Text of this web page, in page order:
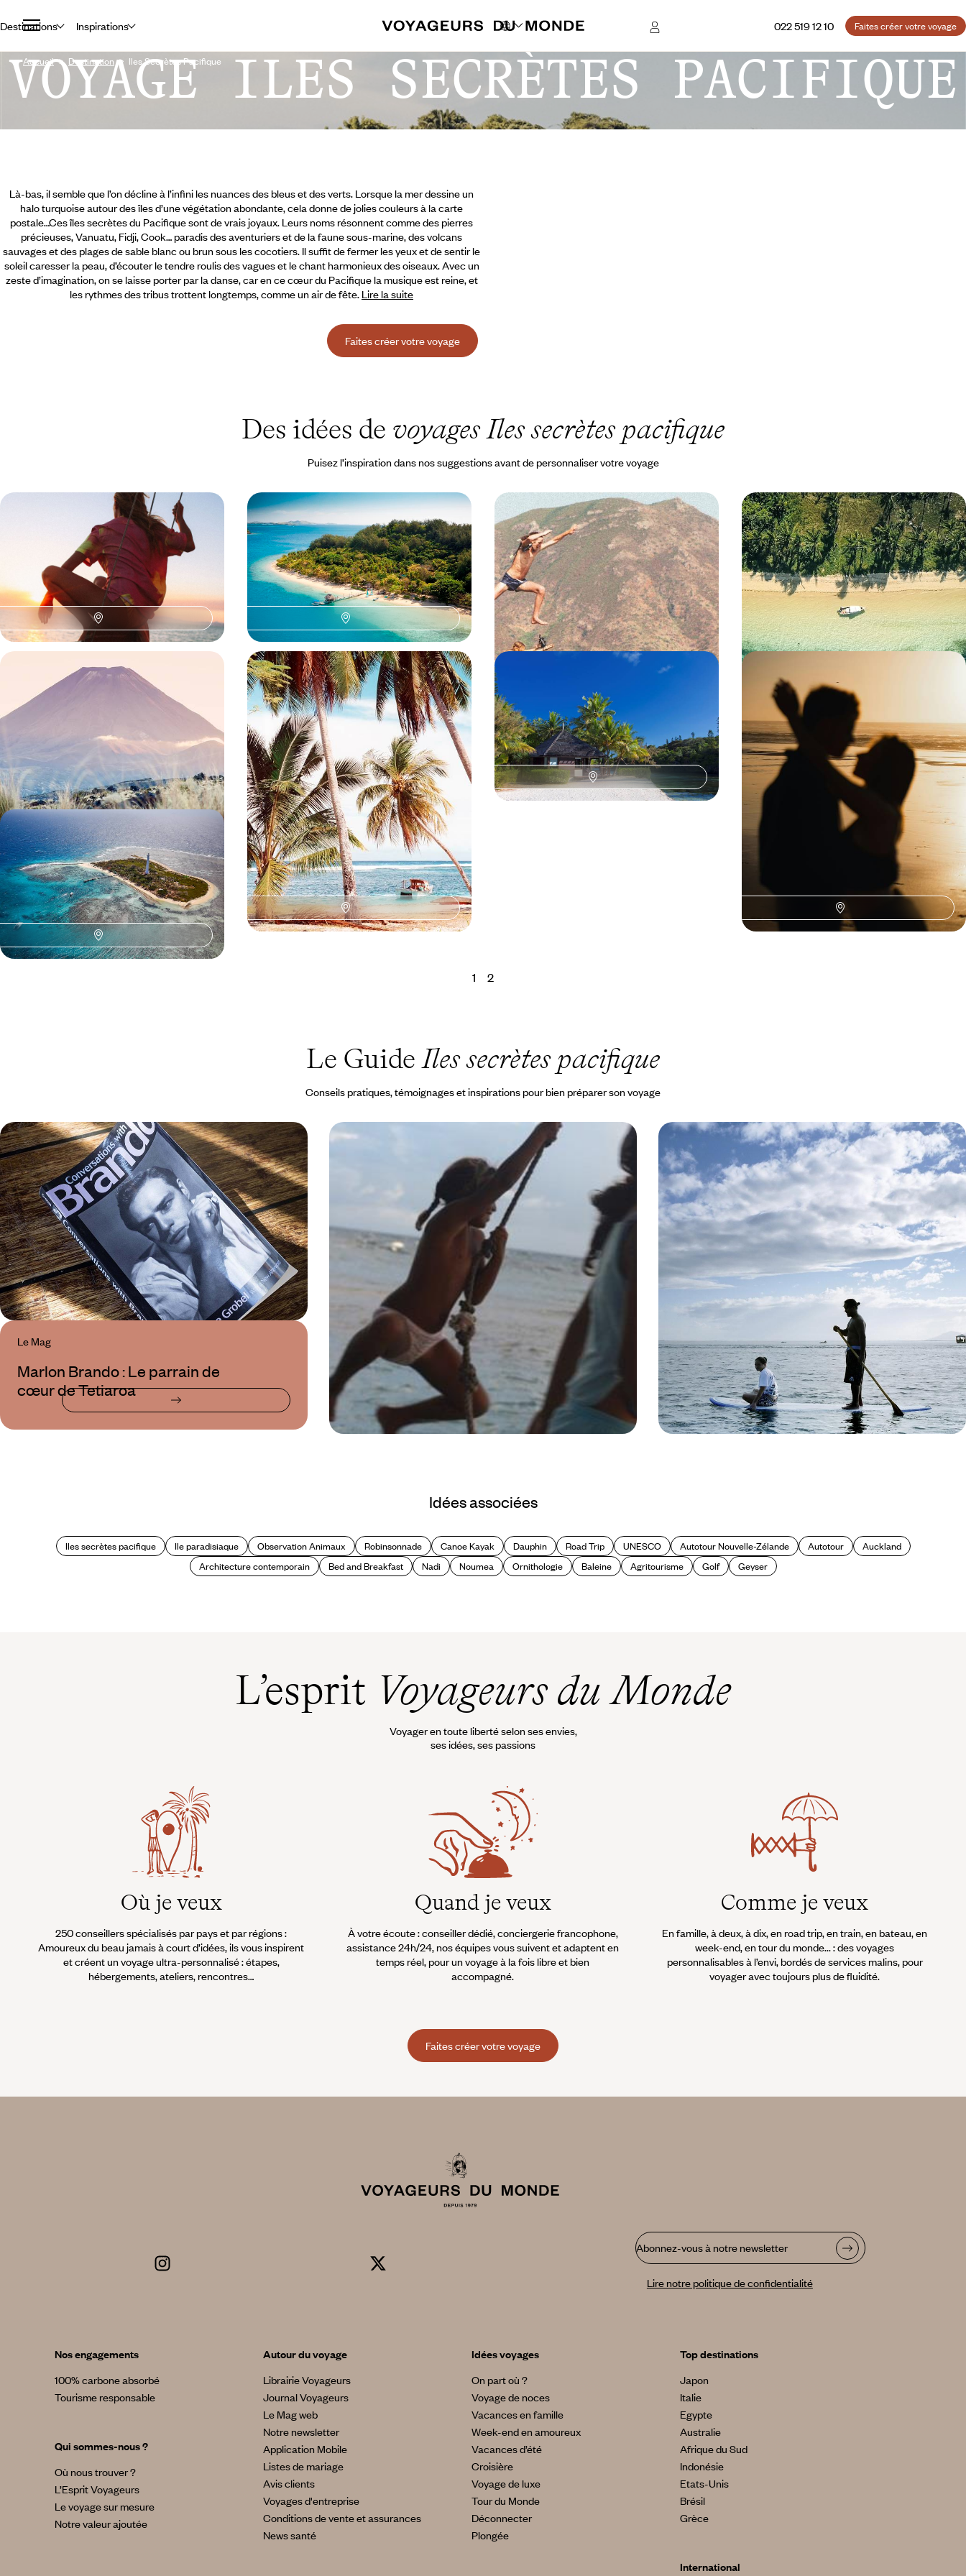
Destinations Inspirations 022 519 12 10 Faites créer votre voyage
Accueil Destination Iles Secrètes Pacifique
VOYAGE ILES SECRÈTES PACIFIQUE
Là-bas, il semble que l’on décline à l’infini les nuances des bleus et des verts. Lorsque la mer dessine un
halo turquoise autour des îles d’une végétation abondante, cela donne de jolies couleurs à la carte
postale…Ces îles secrètes du Pacifique sont de vrais joyaux. Leurs noms résonnent comme des pierres
précieuses, Vanuatu, Fidji, Cook… paradis des aventuriers et de la faune sous-marine, des volcans
sauvages et des plages de sable blanc ou brun sous les cocotiers. Il suffit de fermer les yeux et de sentir le
soleil caresser la peau, d’écouter le tendre roulis des vagues et le chant harmonieux des oiseaux.Avec un
zeste d’imagination, on se laisse porter par la danse, car en ce cœur du Pacifique la musique est reine, et
les rythmes des tribus trottent longtemps, comme un air de fête. Lire la suite
Faites créer votre voyage
Des idées de voyages Iles secrètes pacifique
Puisez l’inspiration dans nos suggestions avant de personnaliser votre voyage
Aux confins du Pacifique - Après
Sydney, le Vanuatu
Au bout du monde, explorer un archipel méconnu
et immensément riche
13 jours, de CHF 3600 à CHF 5000
Lagons et poissons-clowns - En
famille aux Fidji
Découvrir deux paradis family friendly sur le
tropique du Capricorne
16 jours, de CHF 3700 à CHF 5200
Vanuatu & Nouvelle-Calédonie -
Une idylle Pacifique
S’offrir un grand voyage à deux, au bout du
monde et loin des foules, des adresses de
charme pour refuges
14 jours, de CHF 4900 à CHF 6800
Eaux vives et eaux bleues - Entre
terre et mer, les Fidji actives
Des journées rythmées entre terre et mer, des
nuits à deux pas du sable – une aventure pour
voyageurs actifs, à entreprendre main dans la
main
14 jours, de CHF 5500 à CHF 6700
Contraste Pacifique - De la
Nouvelle-Zélande aux îles Fidji
De mai à octobre, associer la puissance des
paysages néo-zélandais à la caresse des îles Fidji
18 jours, de CHF 6000 à CHF 7700
De la Nouvelle-Zélande aux Samoa -
Perles du Pacifique
Sillonner le pays Kiwi à la rencontre d’une nature
hors normes avant de s'immerger dans les récifs
samoans : un autre regard sur le Pacifique
21 jours, de CHF 6400 à CHF 8000
De Nouméa à l’Île des Pins - Voyage
d’exception en Nouvelle-Calédonie
Faire escale au sein des plus belles adresses de
Nouvelle-Calédonie : vues sur lagon, spas,
piscines
18 jours, de CHF 6500 à CHF 9000
confidentielles et refuges rêvés
Vivre hors du temps sur certaines des plus belles
îles du Pacifique : Viti Levu, Matangi et l'archipel
des Mamanuca
14 jours, de CHF 6800 à CHF 8500
Nouvelle-Calédonie XXL - Des
plaines sauvages aux lagons
enchanteurs
Un grand voyage aux confins du Pacifique et de
la Calédonie, tout au bout du monde
20 jours, de CHF 7400 à CHF 10300
1 2
Le GuideIles secrètes pacifique
Conseils pratiques, témoignages et inspirations pour bien préparer son voyage
Le Mag
Marlon Brando : Le parrain de
cœur de Tetiaroa
Idées associées
Iles secrètes pacifique Ile paradisiaque Observation Animaux Robinsonnade Canoe Kayak Dauphin Road Trip UNESCO Autotour Nouvelle-Zélande Autotour
Auckland
Architecture contemporain
Bed and Breakfast Nadi Noumea Ornithologie Baleine Agritourisme Golf Geyser
L’esprit Voyageurs du Monde
Voyager en toute liberté selon ses envies,
ses idées, ses passions
Où je veux
250 conseillers spécialisés par pays et par régions :
Amoureux du beau jamais à court d’idées, ils vous inspirent
et créent un voyage ultra-personnalisé : étapes,
hébergements, ateliers, rencontres…
Quand je veux
À votre écoute : conseiller dédié, conciergerie francophone,
assistance 24h/24, nos équipes vous suivent et adaptent en
temps réel, pour un voyage à la fois libre et bien
accompagné.
Comme je veux
En famille, à deux, à dix, en road trip, en train, en bateau, en
week-end, en tour du monde... : des voyages
personnalisables à l’envi, bordés de services malins, pour
voyager avec toujours plus de fluidité.
Faites créer votre voyage
Abonnez-vous à notre newsletter
Lire notre politique de confidentialité
Nos engagements
100% carbone absorbé
Tourisme responsable
Qui sommes-nous ?
Où nous trouver ?
L’Esprit Voyageurs
Le voyage sur mesure
Notre valeur ajoutée
Autour du voyage
Librairie Voyageurs
Journal Voyageurs
Le Mag web
Notre newsletter
Application Mobile
Listes de mariage
Avis clients
Voyages d'entreprise
Conditions de vente et assurances
News santé
Idées voyages
On part où ?
Voyage de noces
Vacances en famille
Week-end en amoureux
Vacances d’été
Croisière
Voyage de luxe
Tour du Monde
Déconnecter
Plongée
Top destinations
Japon
Italie
Egypte
Australie
Afrique du Sud
Indonésie
Etats-Unis
Brésil
Grèce
International